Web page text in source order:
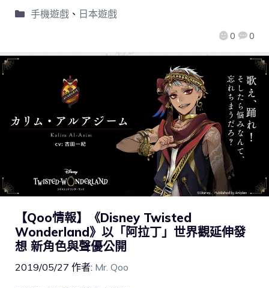
0 0
手機遊戲、 日本遊戲
【Qoo情報】《Disney Twisted
Wonderland》以「阿拉丁」世界觀延伸發
想 新角色與聲優公開
2019/05/27 作者: Mr. Qoo